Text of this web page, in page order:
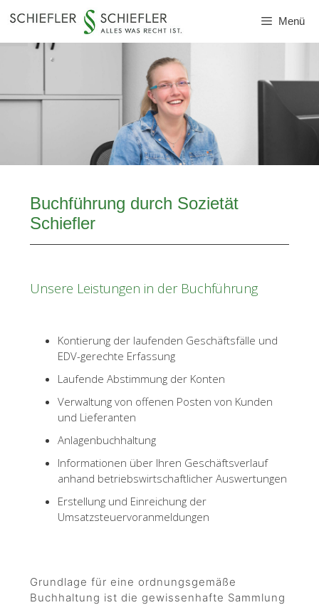
Inhalt
Menü
Buchführung durch Sozietät
Schiefler
Unsere Leistungen in der Buchführung
Kontierung der laufenden Geschäftsfälle und
EDV-gerechte Erfassung
Laufende Abstimmung der Konten
Verwaltung von offenen Posten von Kunden
und Lieferanten
Anlagenbuchhaltung
Informationen über Ihren Geschäftsverlauf
anhand betriebswirtschaftlicher Auswertungen
Erstellung und Einreichung der
Umsatzsteuervoranmeldungen
Grundlage für eine ordnungsgemäße
Buchhaltung ist die gewissenhafte Sammlung